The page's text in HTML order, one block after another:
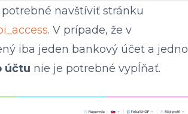
navštíviť stránku
. V prípade, že v
iba jeden bankový účet a jedno
účtu nie je potrebné vypĺňať.